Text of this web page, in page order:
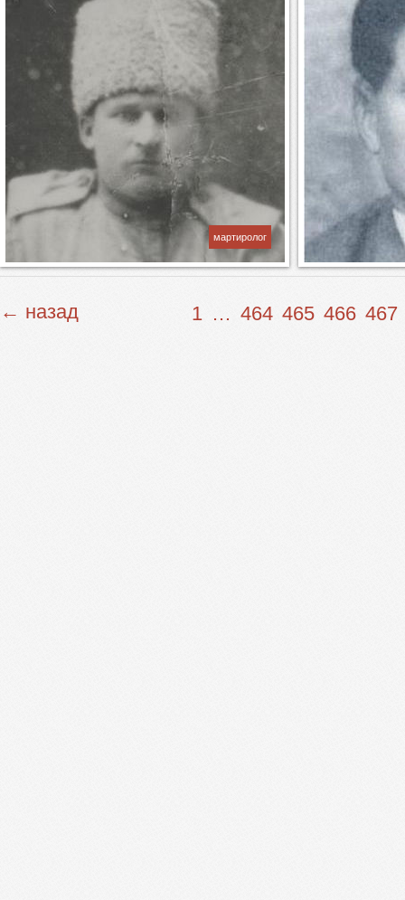
мартиролог
← назад 1 … 464 465 466 467